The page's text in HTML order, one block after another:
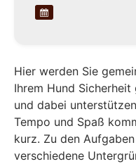
Hier werden Sie
Ihrem Hund
und dabei
Tempo und Spaß
kurz. Zu den
verschiedene